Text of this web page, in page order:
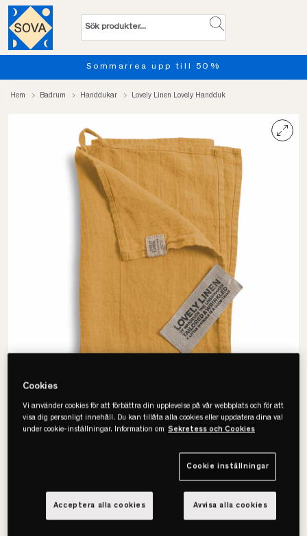
Sommarrea upp till 50%
Hem Badrum Handdukar Lovely Linen Lovely Handduk
Lovely Linen
Lovely Handduk
Cookies
Vi använder cookies för att förbättra din upplevelse på vår webbplats och för att
visa dig personligt innehåll. Du kan tillåta alla cookies eller uppdatera dina val
under cookie-inställningar. Information om Sekretess och Cookies
Cookie inställningar
Avvisa alla cookies
Acceptera alla cookies